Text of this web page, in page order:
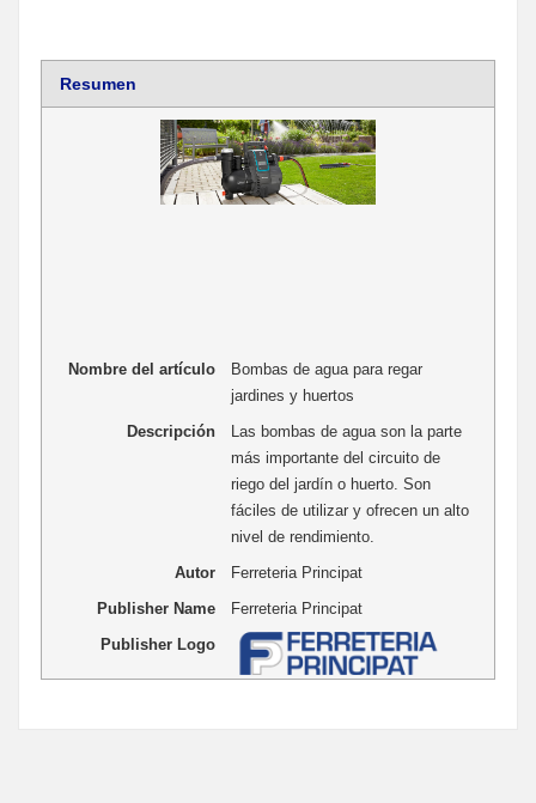
Resumen
Nombre del artículo
Bombas de agua para regar
jardines y huertos
Descripción
Las bombas de agua son la parte
más importante del circuito de
riego del jardín o huerto. Son
fáciles de utilizar y ofrecen un alto
nivel de rendimiento.
Autor
Ferreteria Principat
Publisher Name
Ferreteria Principat
Publisher Logo